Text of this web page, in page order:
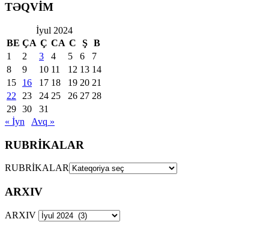
TƏQVİM
İyul 2024
BE ÇA Ç CA C Ş
B
1
2 3 4 5 6
7
8
9 10 11 12 13 14
15
16 17 18 19 20 21
22
23 24 25 26 27 28
29 30
31
« İyn
Avq »
RUBRİKALAR
RUBRİKALAR
ARXIV
ARXIV